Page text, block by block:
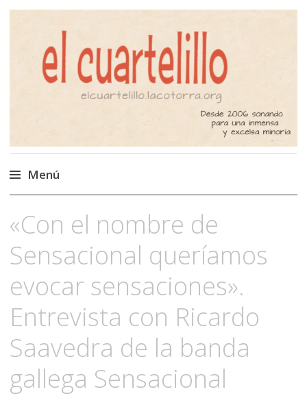
El Cuartelillo
Programa de radio de música
independiente. Podcast
Menú
al
«Con el nombre de
Sensacional queríamos
evocar sensaciones».
Entrevista con Ricardo
Saavedra de la banda
gallega Sensacional